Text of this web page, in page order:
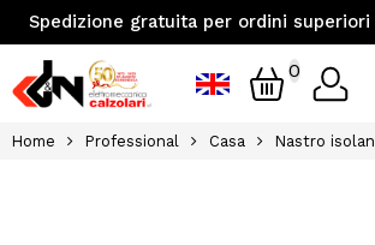
Spedizione gratuita per ordini
0
Home Professional Casa Nastro